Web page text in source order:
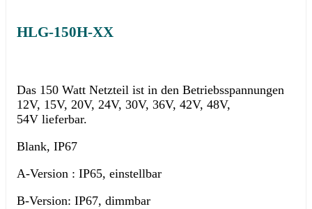
HLG-150H-XX
Das 150 Watt Netzteil ist in den Betriebsspannungen
12V, 15V, 20V, 24V, 30V, 36V, 42V, 48V,
54V lieferbar.
Blank, IP67
A-Version : IP65, einstellbar
B-Version: IP67, dimmbar